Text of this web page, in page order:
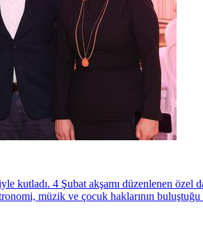
kutladı. 4 Şubat akşamı düzenlenen
müzik ve çocuk haklarının buluştuğu